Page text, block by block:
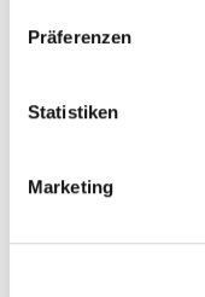
Präferenzen
Statistiken
Marketing
DÜRING